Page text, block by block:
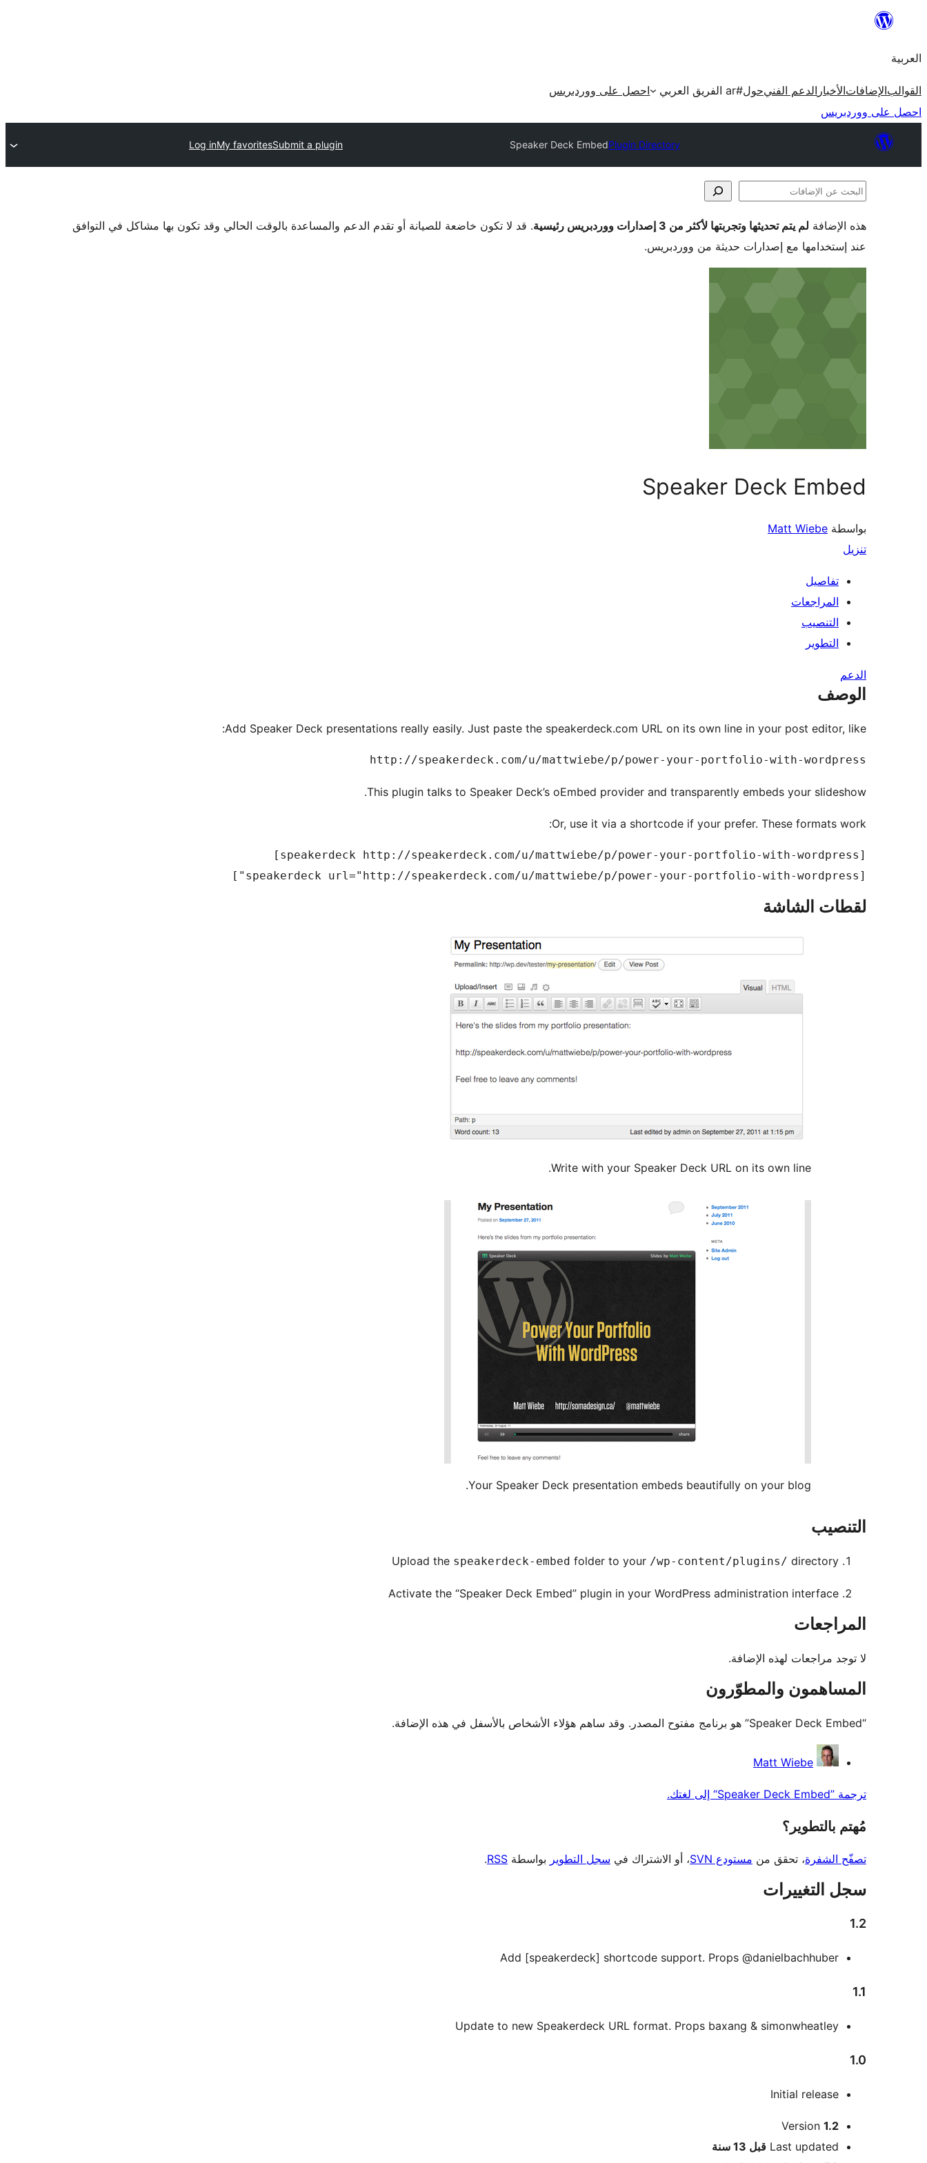
المحتوى
العربية
القوالبالإضافاتالأخبار الدعم الفنيحول#ar الفريق العربي
احصل على ووردبريس
احصل على ووردبريس
Plugin Directory
Speaker Deck Embed
Submit a plugin
My favorites
Log in
البحث
الإضافات
هذه الإضافة لم يتم تحديثها وتجربتها لأكثر من 3 إصدارات ووردبريس رئيسية
. قد لا تكون خاضعة للصيانة أو تقدم الدعم والمساعدة بالوقت الحالي وقد تكون بها مشاكل في التوافق
عند إستخدامها مع إصدارات حديثة من ووردبريس.
Speaker Deck Embed
بواسطة Matt Wiebe
تنزيل
تفاصيل
المراجعات
التنصيب
التطوير
الدعم
الوصف
Add Speaker Deck presentations really easily. Just paste the speakerdeck.com URL on its own line in your post editor, like:
http://speakerdeck.com/u/mattwiebe/p/power-your-portfolio-with-wordpress
This plugin talks to Speaker Deck’s oEmbed provider and transparently embeds your slideshow.
Or, use it via a shortcode if your prefer. These formats work:
[speakerdeck url="http://speakerdeck.com/u/mattwiebe/p/power-your-portfolio-with-wordpress"]
لقطات الشاشة
Write with your Speaker Deck URL on its own line.
Your Speaker Deck presentation embeds beautifully on your blog.
التنصيب
Upload the speakerdeck-embed folder to your /wp-content/plugins/ directory
Activate the “Speaker Deck Embed” plugin in your WordPress administration interface
المراجعات
لا توجد مراجعات لهذه الإضافة.
المساهمون والمطوّرون
“Speaker Deck Embed” هو برنامج مفتوح المصدر. وقد ساهم هؤلاء الأشخاص بالأسفل في هذه الإضافة.
المساهمون
Matt Wiebe
ترجمة ”Speaker Deck Embed“ إلى لغتك.
مُهتم بالتطوير؟
تصفّح الشفرة، تحقق من مستودع SVN ، أو الاشتراك في سجل التطوير بواسطة RSS
.
سجل التغييرات
1.2
Add [speakerdeck] shortcode support. Props @danielbachhuber
1.1
Update to new Speakerdeck URL format. Props baxang & simonwheatley
1.0
Initial release
ميتا
Meta
Version 1.2
Last updated قبل 13 سنة